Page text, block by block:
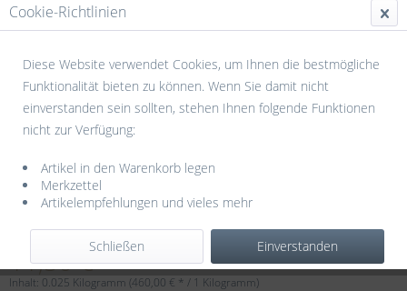
11,50 € *
Inhalt: 0.025 Kilogramm (460,00 € * / 1 Kilogramm)
Cookie-Richtlinien
Diese Website verwendet Cookies, um Ihnen die bestmögliche
Funktionalität bieten zu können. Wenn Sie damit nicht
einverstanden sein sollten, stehen Ihnen folgende Funktionen
nicht zur Verfügung:
Artikel in den Warenkorb legen
Merkzettel
Artikelempfehlungen und vieles mehr
Einverstanden
Schließen